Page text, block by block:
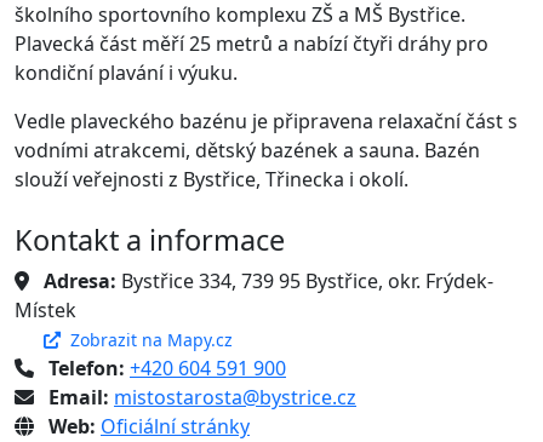
školního sportovního komplexu ZŠ a MŠ Bystřice.
Plavecká část měří 25 metrů a nabízí čtyři dráhy pro
kondiční plavání i výuku.
Vedle plaveckého bazénu je připravena relaxační část s
vodními atrakcemi, dětský bazének a sauna. Bazén
slouží veřejnosti z Bystřice, Třinecka i okolí.
Kontakt a informace
Adresa: Bystřice 334, 739 95 Bystřice, okr. Frýdek-
Místek
Zobrazit na Mapy.cz
Telefon: +420 604 591 900
Email: mistostarosta@bystrice.cz
Web: Oficiální stránky